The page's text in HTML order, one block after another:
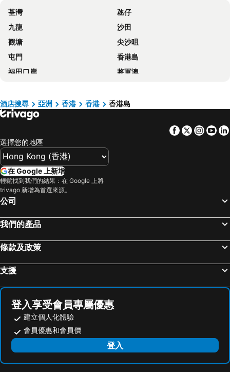
香港遠東絲麗酒店
帝京酒店
Dorsett Kwun Tong, Hong Kong
九龍維景酒店
歷山酒店
IW Hotel
香港珀麗酒店
帝都香港酒店
Harbour Plaza North Point
Dorsett Tsuen Wan, Hong Kong
迪士尼好萊塢酒店
仕德福酒店
富薈馬頭圍酒店
Hotel Ease Tsuen Wan
Hotel Ease Access Tsuen Wan
Nina Hotel Kowloon East
香港銅鑼灣迷你酒店
君立酒店
香港康得思酒店
The Cityview
Hong Kong Ocean Park Marriott Hotel
香港美麗華酒店
Hyatt Regency Hong Kong, Sha Tin
One96
普特曼酒店
The Mercer
The Bauhinia Hotel
荃灣
氹仔
九龍
沙田
觀塘
尖沙咀
屯門
香港島
福田口岸
將軍澳
香港國際機場
南山區
東涌
Wan Chai Metro Station
深水埗區
香港迪士尼樂園
羅湖口岸
東門步行街
越秀區
中環
羅湖口岸
Tsing Yi Metro Station
天河區
九龍城
番禺區
朗豪坊
Causeway Bay Metro Station
荔灣區
世界之窗
酒店搜尋 亞洲 香港 香港 香港島
Facebook
Twitter
選擇您的地區
在 Google 上新增
輕鬆找到我們的結果：在 Google 上將
trivago 新增為首選來源。
公司
我們的產品
條款及政策
支援
登入享受會員專屬優惠
建立個人化體驗
會員優惠和會員價
登入